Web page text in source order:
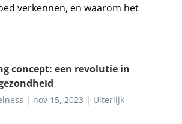
verkennen, en waarom het
concept: een revolutie in
| nov 15, 2023 | Uiterlijk